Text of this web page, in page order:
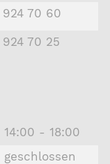
924 70 60
924 70 25
14:00 - 18:00
geschlossen